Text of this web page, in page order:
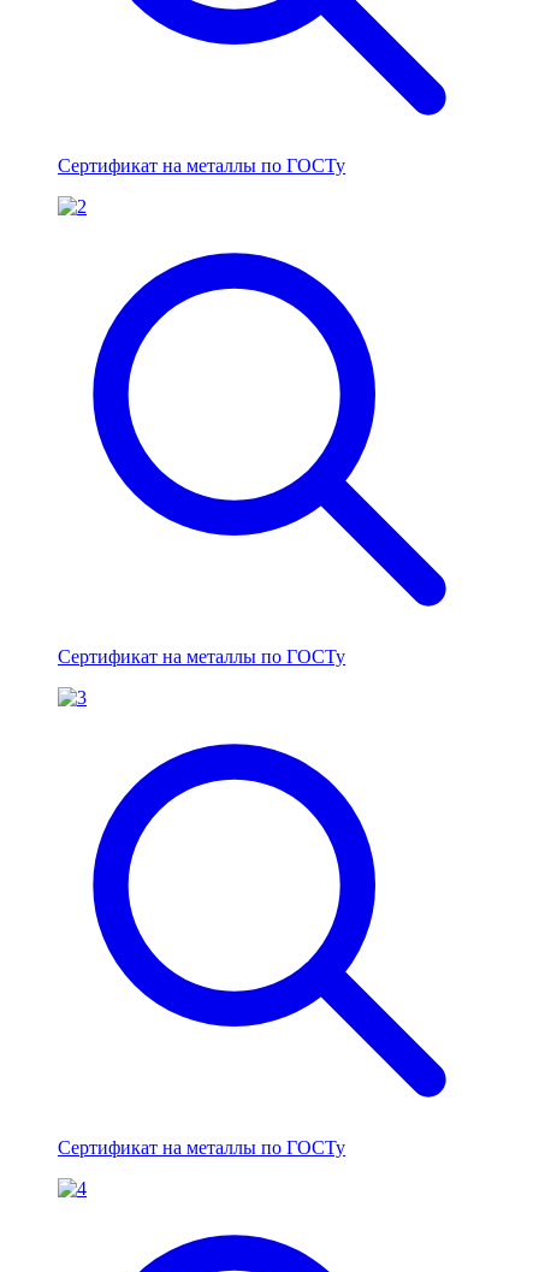
Сертификат на металлы по ГОСТу
Сертификат на металлы по ГОСТу
Сертификат на металлы по ГОСТу